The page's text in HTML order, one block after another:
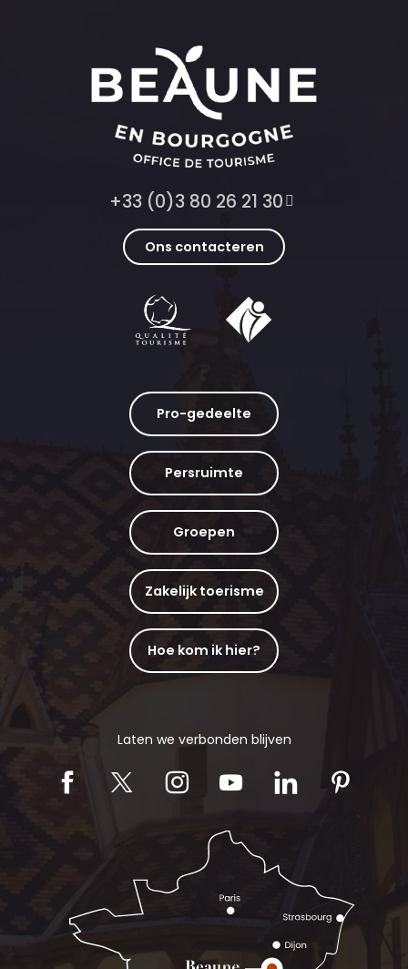
+33 (0)3 80 26 21 30
Ons contacteren
Pro-gedeelte
Persruimte
Groepen
Zakelijk toerisme
Hoe kom ik hier?
Laten we verbonden blijven